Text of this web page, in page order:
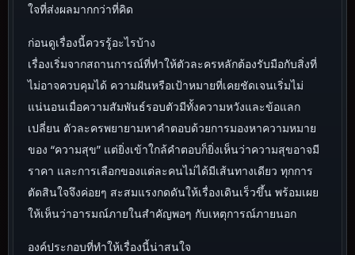
ใจที่ส่งผลมากกว่าที่คิด
ก่อนดูเรื่องนี้ควรรู้อะไรบ้าง
เรื่องเริ่มจากสถานการณ์ที่ทำให้ตัวละครหลักต้องรับมือกับสิ่งที่
ไม่อาจควบคุมได้ ความฝันหรือเป้าหมายที่เคยชัดเจนเริ่มไม่
แน่นอนเมื่อความสัมพันธ์รอบตัวมีทั้งความหวังและข้อแลก
เปลี่ยน ตัวละครพยายามหาคำตอบด้วยการมองหาความหมาย
ของ “ความสุข” แต่ยิ่งเข้าใกล้คำตอบก็ยิ่งเห็นว่าความสุขอาจมี
ราคา และการเลือกของแต่ละคนไม่ได้มีเส้นทางเดียว ทุกการ
ตัดสินใจจึงค่อยๆ สะสมแรงกดดันให้เรื่องเดินเร็วขึ้น พร้อมเผย
ให้เห็นว่าอารมณ์ภายในสำคัญพอๆ กับเหตุการณ์ภายนอก
องค์ประกอบที่ทำให้เรื่องนี้น่าสนใจ